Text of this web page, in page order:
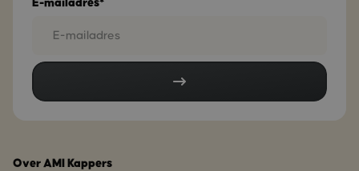
E-mailadres*
Over AMI Kappers